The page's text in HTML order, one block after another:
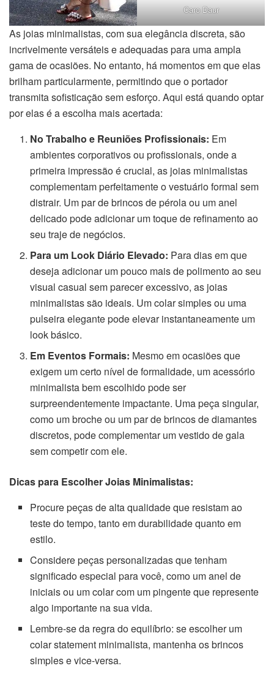
Caro Daur
As joias minimalistas, com sua elegância discreta, são
incrivelmente versáteis e adequadas para uma ampla
gama de ocasiões. No entanto, há momentos em que elas
brilham particularmente, permitindo que o portador
transmita sofisticação sem esforço. Aqui está quando optar
por elas é a escolha mais acertada:
No Trabalho e Reuniões Profissionais: Em
ambientes corporativos ou profissionais, onde a
primeira impressão é crucial, as joias minimalistas
complementam perfeitamente o vestuário formal sem
distrair. Um par de brincos de pérola ou um anel
delicado pode adicionar um toque de refinamento ao
seu traje de negócios.
Para um Look Diário Elevado: Para dias em que
deseja adicionar um pouco mais de polimento ao seu
visual casual sem parecer excessivo, as joias
minimalistas são ideais. Um colar simples ou uma
pulseira elegante pode elevar instantaneamente um
look básico.
Em Eventos Formais: Mesmo em ocasiões que
exigem um certo nível de formalidade, um acessório
minimalista bem escolhido pode ser
surpreendentemente impactante. Uma peça singular,
como um broche ou um par de brincos de diamantes
discretos, pode complementar um vestido de gala
sem competir com ele.
Dicas para Escolher Joias Minimalistas:
Procure peças de alta qualidade que resistam ao
teste do tempo, tanto em durabilidade quanto em
estilo.
Considere peças personalizadas que tenham
significado especial para você, como um anel de
iniciais ou um colar com um pingente que represente
algo importante na sua vida.
Lembre-se da regra do equilíbrio: se escolher um
colar statement minimalista, mantenha os brincos
simples e vice-versa.